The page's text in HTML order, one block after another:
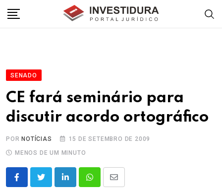
SENADO
CE fará seminário para
discutir acordo ortográfico
POR NOTÍCIAS
15 DE SETEMBRO DE 2009
MENOS DE UM MINUTO
LinkedInWhatsappShare